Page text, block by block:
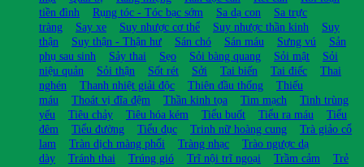
tiền đình
Rụng tóc - Tóc bạc sớm Sa dạ con
Sa trực
tràng
Say xe Suy nhược cơ thể Suy nhược thần kinh
Suy
thận
Suy thận - Thận hư Sán chó Sán máu Sưng vú
Sản
phụ sau sinh
Sảy thai Sẹo Sỏi bàng quang Sỏi mật
Sỏi
niệu quản
Sỏi thận Sốt rét Sởi Tai biến Tai điếc
Thai
nghén
Thanh nhiệt giải độc Thiên đầu thống
Thiếu
máu
Thoát vị đĩa đệm Thần kinh tọa Tim mạch
Tinh trùng
yếu
Tiêu chảy Tiêu hóa kém Tiểu buốt Tiểu ra máu
Tiểu
đêm
Tiểu đường Tiểu đục Trinh nữ hoàng cung
Trà giảo cổ
lam
Tràn dịch màng phổi Tràng nhạc
Trào ngược dạ
dày
Tránh thai Trúng gió Trĩ nội trĩ ngoại Trầm cảm
Trẻ